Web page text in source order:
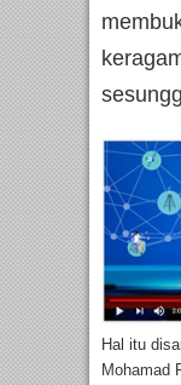
Hal itu
Mohamad